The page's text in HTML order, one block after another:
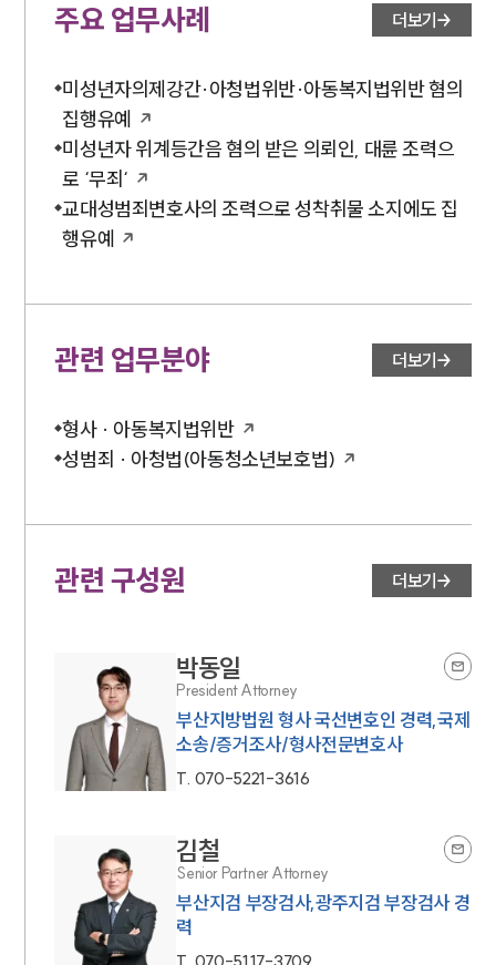
주요 업무사례 더보기
미성년자의제강간·아청법위반·아동복지법위반 혐의
집행유예
미성년자 위계등간음 혐의 받은 의뢰인, 대륜 조력으
로 ‘무죄‘
교대성범죄변호사의 조력으로 성착취물 소지에도 집
행유예
관련 업무분야 더보기
형사 · 아동복지법위반
성범죄 · 아청법(아동청소년보호법)
관련 구성원 더보기
박동일
President Attorney
부산지방법원 형사 국선변호인 경력,국제
소송/증거조사/형사전문변호사
T. 070-5221-3616
김철
Senior Partner Attorney
부산지검 부장검사,광주지검 부장검사 경
력